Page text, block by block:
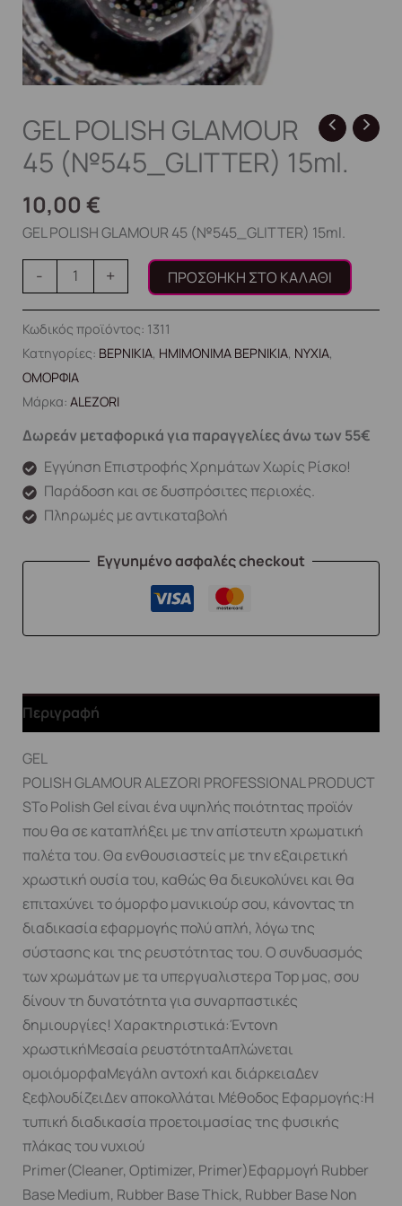
GEL POLISH GLAMOUR
45 (№545_GLITTER) 15ml.
10,00 €
GEL POLISH GLAMOUR 45 (№545_GLITTER) 15ml.
- + ΠΡΟΣΘΉΚΗ ΣΤΟ ΚΑΛΆΘΙ
Κωδικός προϊόντος: 1311
Κατηγορίες: ΒΕΡΝΙΚΙΑ, ΗΜΙΜΟΝΙΜΑ ΒΕΡΝΙΚΙΑ, ΝΥΧΙΑ,
ΟΜΟΡΦΙΑ
Μάρκα: ALEZORI
Δωρεάν μεταφορικά για παραγγελίες άνω των 55€
Εγγύηση Επιστροφής Χρημάτων Χωρίς Ρίσκο!
Παράδοση και σε δυσπρόσιτες περιοχές.
Πληρωμές με αντικαταβολή
Εγγυημένο ασφαλές checkout
Περιγραφή
GEL
POLISH GLAMOUR ALEZORI PROFESSIONAL PRODUCT
SΤο Polish Gel είναι ένα υψηλής ποιότητας προϊόν
που θα σε καταπλήξει με την απίστευτη χρωματική
παλέτα του. Θα ενθουσιαστείς με την εξαιρετική
χρωστική ουσία του, καθώς θα διευκολύνει και θα
επιταχύνει το όμορφο μανικιούρ σου, κάνοντας τη
διαδικασία εφαρμογής πολύ απλή, λόγω της
σύστασης και της ρευστότητας του. Ο συνδυασμός
των χρωμάτων με τα υπεργυαλιστερα Top μας, σου
δίνουν τη δυνατότητα για συναρπαστικές
δημιουργίες! Χαρακτηριστικά:Έντονη
χρωστικήΜεσαία ρευστότηταΑπλώνεται
ομοιόμορφαΜεγάλη αντοχή και διάρκειαΔεν
ξεφλουδίζειΔεν αποκολλάται Μέθοδος Εφαρμογής:Η
τυπική διαδικασία προετοιμασίας της φυσικής
πλάκας του νυχιού
Primer(Cleaner, Optimizer, Primer)Εφαρμογή Rubber
Base Medium, Rubber Base Thick, Rubber Base Non